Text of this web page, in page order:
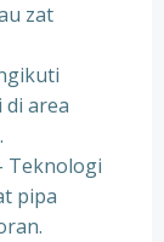
zat
area
Teknologi
pipa